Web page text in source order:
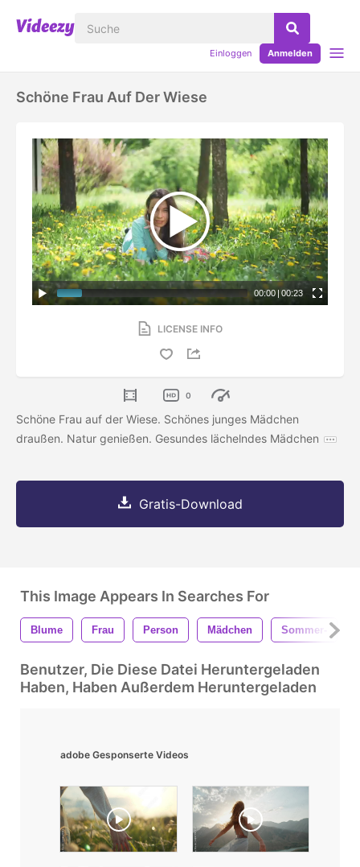
Einloggen Anmelden
Schöne Frau Auf Der Wiese
00:00 | 00:23
LICENSE INFO
0
Schöne Frau auf der Wiese. Schönes junges Mädchen
draußen. Natur genießen. Gesundes lächelndes Mädchen
Gratis-Download
This Image Appears In Searches For
Blume Frau Person Mädchen Sommer-
Benutzer, Die Diese Datei Heruntergeladen
Haben, Haben Außerdem Heruntergeladen
adobe Gesponserte Videos